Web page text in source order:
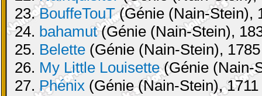
23.BouffeTouT(Génie (Nain-Stein),
24. bahamut(Génie (Nain-Stein),
25. Belette (Génie (Nain-Stein),
26. My Little Louisette(Génie (Nain-
27. Phénix (Génie (Nain-Stein),